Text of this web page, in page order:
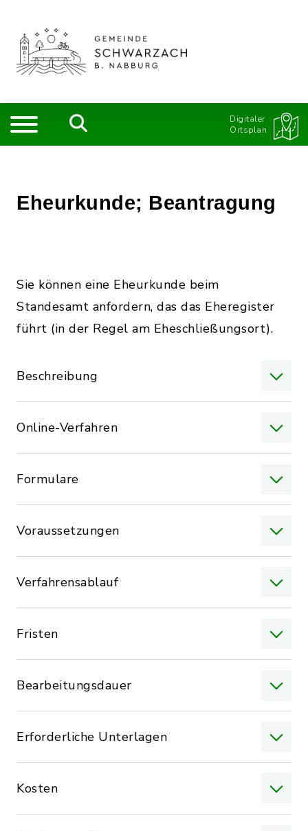
Digitaler
Ortsplan
Eheurkunde; Beantragung
Sie können eine Eheurkunde beim
Standesamt anfordern, das das Eheregister
führt (in der Regel am Eheschließungsort).
Beschreibung
Online-Verfahren
Formulare
Voraussetzungen
Verfahrensablauf
Fristen
Bearbeitungsdauer
Erforderliche Unterlagen
Kosten